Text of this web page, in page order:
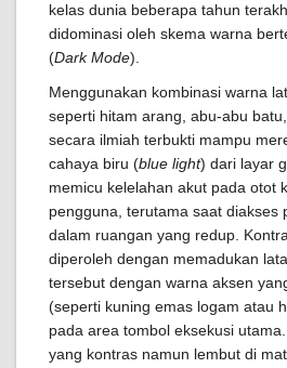
kelas dunia beberapa tahun
didominasi oleh skema warna
(Dark Mode).
Menggunakan kombinasi warna
seperti hitam arang, abu-abu
secara ilmiah terbukti mampu
cahaya biru (blue light) dari layar
memicu kelelahan akut pada otot
pengguna, terutama saat diakses
dalam ruangan yang redup.
diperoleh dengan memadukan
tersebut dengan warna aksen
(seperti kuning emas logam atau
pada area tombol eksekusi
yang kontras namun lembut di